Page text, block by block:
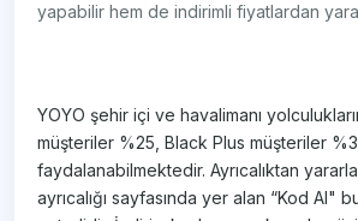
yapabilir hem de indirimli fiyatlardan
​YOYO şehir içi ve havalimanı
müşteriler %25, Black Plus müşteriler
faydalanabilmektedir. Ayrıcalıktan
ayrıcalığı sayfasında yer alan “Kod Al"